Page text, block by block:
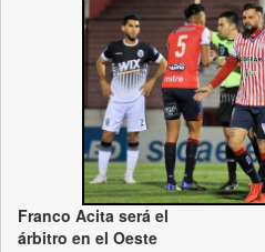
Franco Acita será el
árbitro en el Oeste